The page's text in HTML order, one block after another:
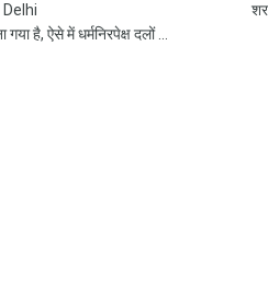
New Delhi
है, ऐसे में धर्मनिरपेक्ष दलों ...